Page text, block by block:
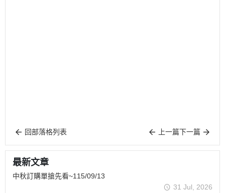
回部落格列表 上一篇下一篇
最新文章
中秋訂購單搶先看~115/09/13
31 Jul, 2026